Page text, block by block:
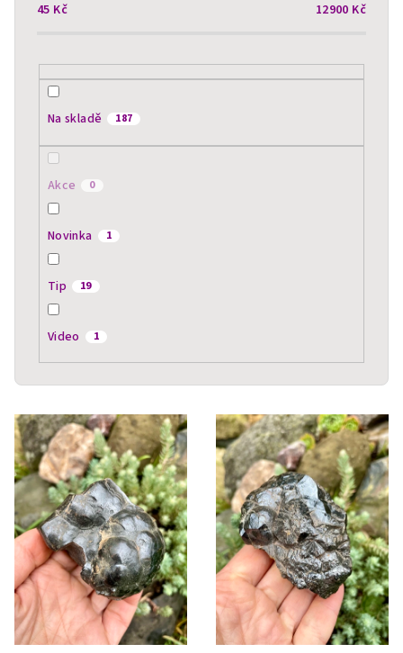
45 Kč 12900 Kč
Na skladě 187
Akce 0
Novinka 1
Tip 19
Video 1
V
ý
p
s
p
o
d
u